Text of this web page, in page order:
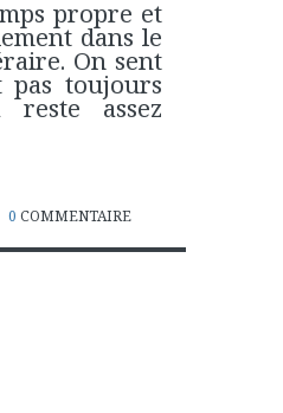
propre et
dans le
On sent
pas toujours
assez
0 COMMENTAIRE